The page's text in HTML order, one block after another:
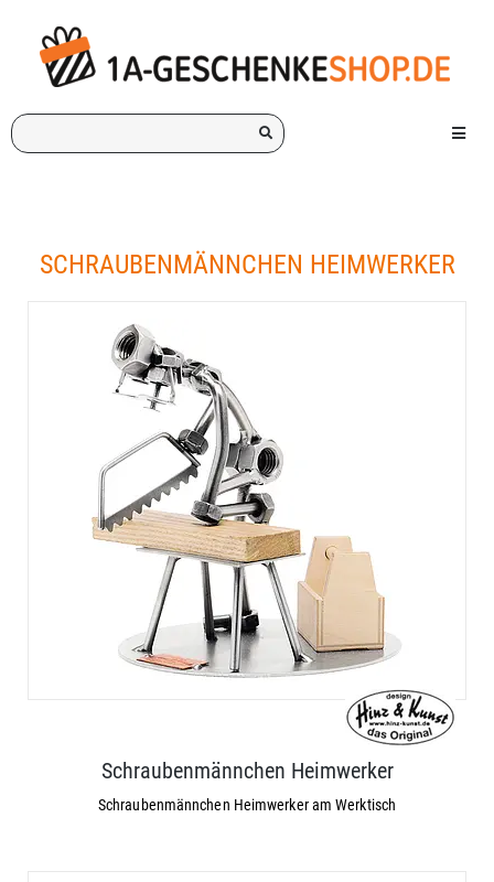
Ich
suche
Menü
SCHRAUBENMÄNNCHEN HEIMWERKER
Schraubenmännchen Heimwerker
Schraubenmännchen Heimwerker am Werktisch